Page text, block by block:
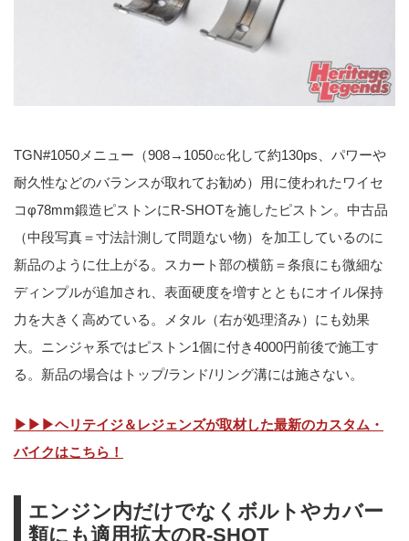
TGN#1050メニュー（908→1050㏄化して約130ps、パワーや
耐久性などのバランスが取れてお勧め）用に使われたワイセ
コφ78mm鍛造ピストンにR-SHOTを施したピストン。中古品
（中段写真＝寸法計測して問題ない物）を加工しているのに
新品のように仕上がる。スカート部の横筋＝条痕にも微細な
ディンプルが追加され、表面硬度を増すとともにオイル保持
力を大きく高めている。メタル（右が処理済み）にも効果
大。ニンジャ系ではピストン1個に付き4000円前後で施工す
る。新品の場合はトップ/ランド/リング溝には施さない。
▶▶▶ヘリテイジ＆レジェンズが取材した最新のカスタム・
バイクはこちら！
エンジン内だけでなくボルトやカバー
類にも適用拡大のR-SHOT